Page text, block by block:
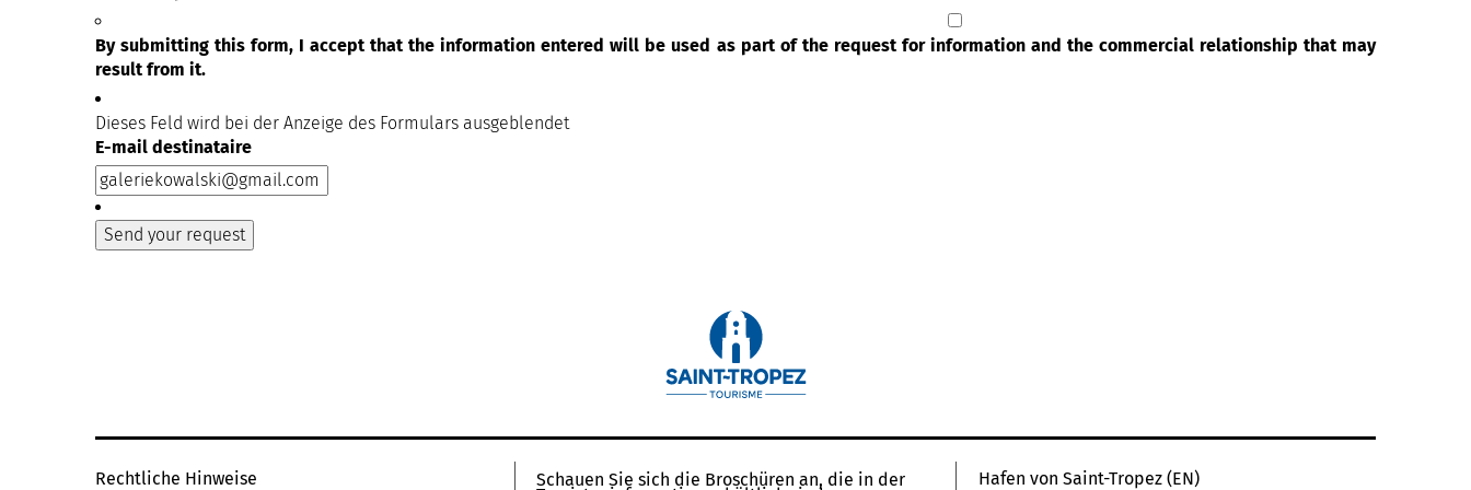
By submitting this form, I accept that the information entered will be used as part of the request for information and the commercial relationship that may
result from it.
Dieses Feld wird bei der Anzeige des Formulars ausgeblendet
E-mail destinataire
Rechtliche Hinweise Schauen Sie sich die Broschüren an, die in der Hafen von Saint-Tropez (EN)